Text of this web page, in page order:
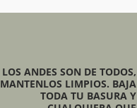
LOS ANDES SON DE TODOS,
MANTENLOS LIMPIOS. BAJA
TODA TU BASURA Y